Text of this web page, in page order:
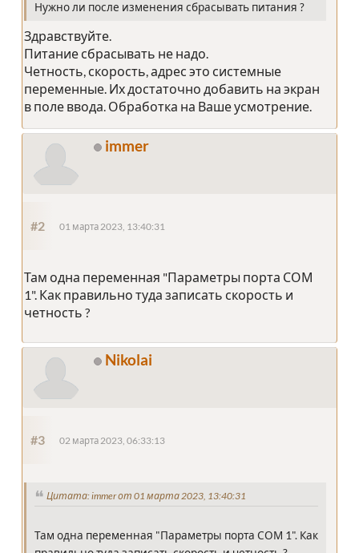
Нужно ли после изменения сбрасывать питания ?
Здравствуйте.
Питание сбрасывать не надо.
Четность, скорость, адрес это системные
переменные. Их достаточно добавить на экран
в поле ввода. Обработка на Ваше усмотрение.
immer
#2 01 марта 2023, 13:40:31
Там одна переменная "Параметры порта СОМ
1". Как правильно туда записать скорость и
четность ?
Nikolai
#3 02 марта 2023, 06:33:13
Цитата: immer от 01 марта 2023, 13:40:31
Там одна переменная "Параметры порта СОМ 1". Как